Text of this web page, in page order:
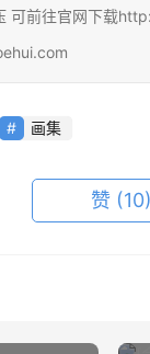
可前往官网下载
画集
赞 (10)